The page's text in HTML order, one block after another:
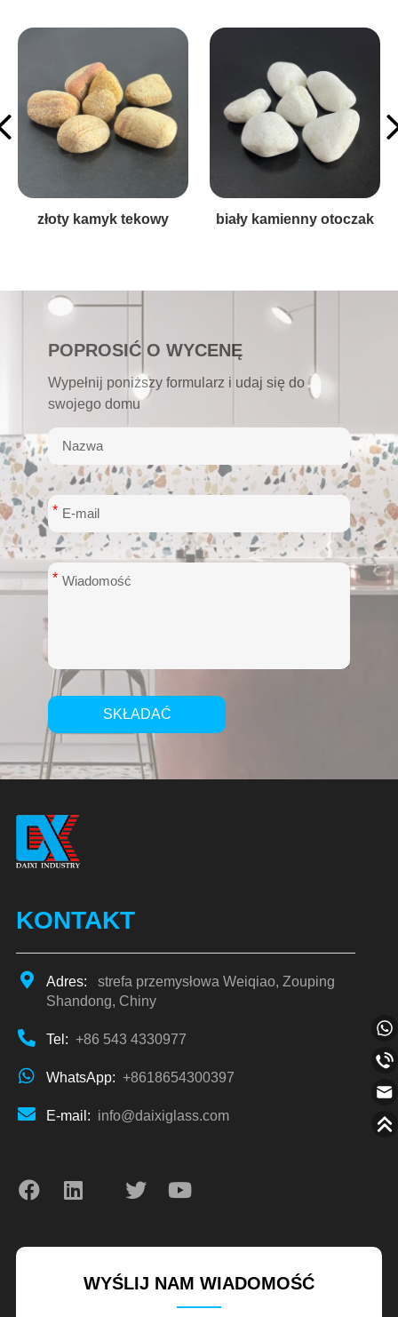
otoczak kamienny żółtawe otoczaki kamienne
POPROSIĆ O WYCENĘ
Wypełnij poniższy formularz i udaj się do
swojego domu
*
*
SKŁADAĆ
Alternative:
KONTAKT
Adres:
strefa przemysłowa Weiqiao, Zouping
Shandong, Chiny
Tel: +86 543 4330977
WhatsApp: +8618654300397
E-mail: info@daixiglass.com
WYŚLIJ NAM WIADOMOŚĆ